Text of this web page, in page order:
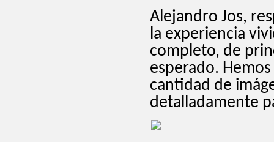
Alejandro Jos,
la experiencia
completo, de
esperado.
cantidad de
detalladamente